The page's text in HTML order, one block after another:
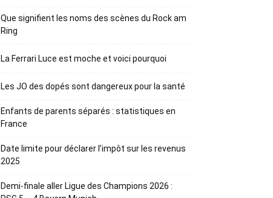
Que signifient les noms des scènes du Rock am
Ring
La Ferrari Luce est moche et voici pourquoi
Les JO des dopés sont dangereux pour la santé
Enfants de parents séparés : statistiques en
France
Date limite pour déclarer l’impôt sur les revenus
2025
Demi-finale aller Ligue des Champions 2026 :